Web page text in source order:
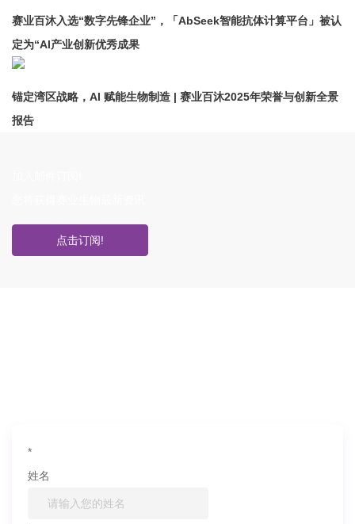
赛业百沐入选“数字先锋企业”，「AbSeek智能抗体计算平台」被认
定为“AI产业创新优秀成果
锚定湾区战略，AI 赋能生物制造 | 赛业百沐2025年荣誉与创新全景
报告
点击订阅!
*
姓名